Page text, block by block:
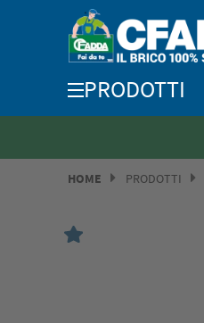
PRODOTTI
HOME PRODOTTI